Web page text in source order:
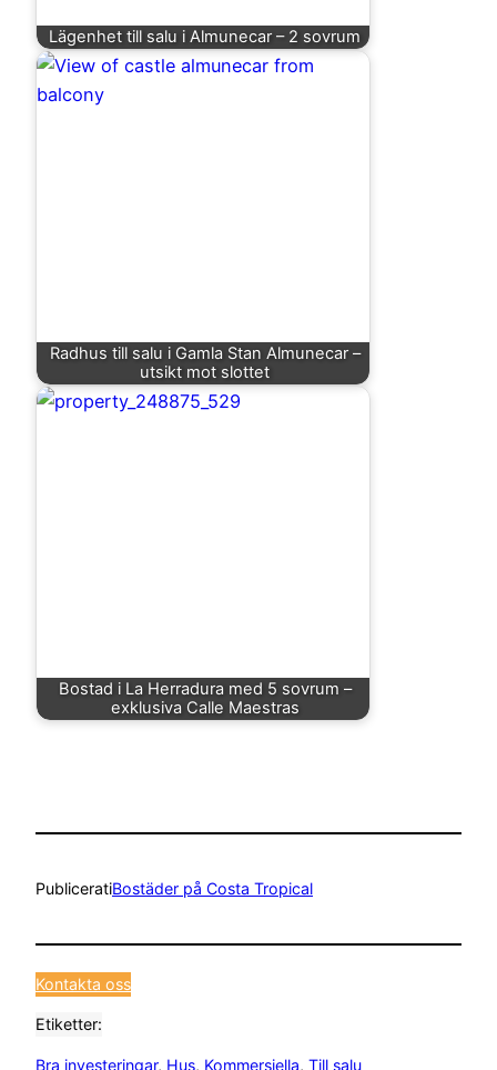
Lägenhet till salu i Almunecar – 2 sovrum
Radhus till salu i Gamla Stan Almunecar –
utsikt mot slottet
Bostad i La Herradura med 5 sovrum –
exklusiva Calle Maestras
PubliceratiBostäder på Costa Tropical
Kontakta oss
Etiketter:
Bra investeringar, Hus, Kommersiella, Till salu